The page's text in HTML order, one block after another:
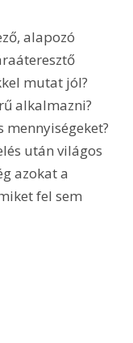
alapozó
mutat jól?
alkalmazni?
mennyiségeket?
után világos
azokat a
fel sem